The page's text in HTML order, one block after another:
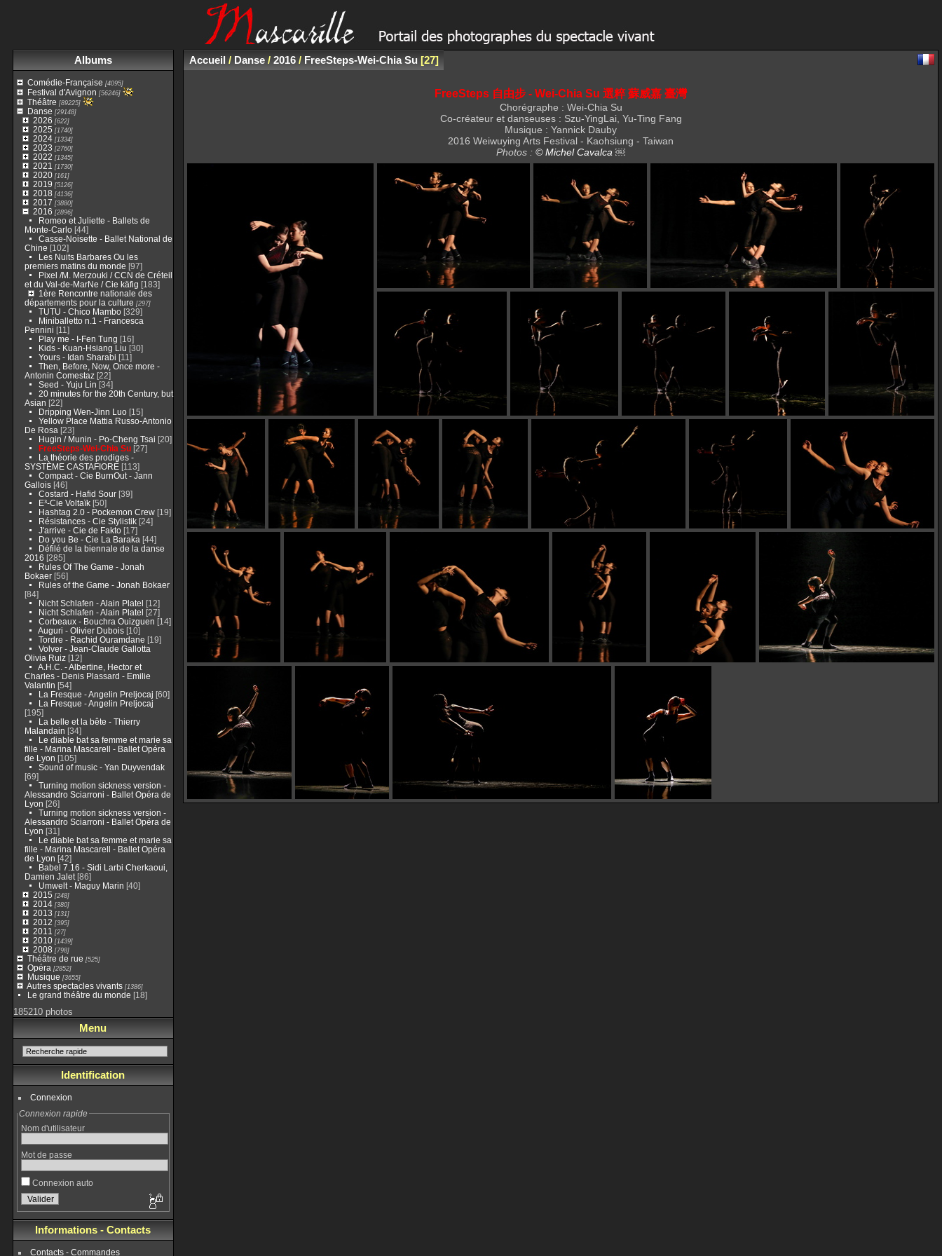
Albums
Comédie-Française [4095]
Festival d'Avignon [56246]
Théâtre [89225]
Danse [29148]
2026 [622]
2025 [1740]
2024[1334]
2023 [2760]
2022 [1345]
2021 [1730]
2020[161]
2019 [5126]
2018 [4136]
2017 [3880]
2016 [2896]
Romeo et Juliette - Ballets de
Monte-Carlo[44]
Casse-Noisette - Ballet National de
Chine [102]
Les Nuits Barbares Ou les
premiers matins du monde [97]
Pixel /M. Merzouki / CCN de Créteil
et du Val-de-MarNe / Cie käfig [183]
1ère Rencontre nationale des
départements pour la culture [297]
TUTU - Chico Mambo[329]
Miniballetto n.1 - Francesca
Pennini [11]
Play me - I-Fen Tung [16]
Kids - Kuan-Hsiang Liu [30]
Yours - Idan Sharabi [11]
Then, Before, Now, Once more -
Antonin Comestaz[22]
Seed - Yuju Lin [34]
20 minutes for the 20th Century, but
Asian [22]
Dripping Wen-Jinn Luo[15]
Yellow Place Mattia Russo-Antonio
De Rosa [23]
Hugin / Munin - Po-Cheng Tsai [20]
FreeSteps-Wei-Chia Su[27]
La théorie des prodiges -
SYSTÈME CASTAFIORE[113]
Compact - Cie BurnOut - Jann
Gallois[46]
Costard - Hafid Sour[39]
E³-Cie Voltaïk[50]
Hashtag 2.0 - Pockemon Crew[19]
Résistances - Cie Stylistik[24]
J'arrive - Cie de Fakto[17]
Do you Be - Cie La Baraka [44]
Défilé de la biennale de la danse
2016 [285]
Rules Of The Game - Jonah
Bokaer[56]
Rules of the Game - Jonah Bokaer
[84]
Nicht Schlafen - Alain Platel [12]
Nicht Schlafen - Alain Platel [27]
Corbeaux - Bouchra Ouizguen [14]
Auguri - Olivier Dubois[10]
Tordre - Rachid Ouramdane [19]
Volver - Jean-Claude Gallotta
Olivia Ruiz[12]
A.H.C. - Albertine, Hector et
Charles - Denis Plassard - Emilie
Valantin [54]
La Fresque - Angelin Preljocaj [60]
La Fresque - Angelin Preljocaj
[195]
La belle et la bête - Thierry
Malandain [34]
Le diable bat sa femme et marie sa
fille - Marina Mascarell - Ballet Opéra
de Lyon [105]
Sound of music - Yan Duyvendak
[69]
Turning motion sickness version -
Alessandro Sciarroni - Ballet Opéra de
Lyon [26]
Turning motion sickness version -
Alessandro Sciarroni - Ballet Opéra de
Lyon [31]
Le diable bat sa femme et marie sa
fille - Marina Mascarell - Ballet Opéra
de Lyon [42]
Babel 7.16 - Sidi Larbi Cherkaoui,
Damien Jalet[86]
Umwelt - Maguy Marin [40]
2015 [248]
2014[380]
2013 [131]
2012 [395]
2011 [27]
2010[1439]
2008 [798]
Théâtre de rue [525]
Opéra [2852]
Musique [3655]
Autres spectacles vivants[1386]
Le grand théâtre du monde [18]
185210 photos
Menu
Identification
Connexion
Connexion rapide
Nom d'utilisateur
Mot de passe
Connexion auto
Informations - Contacts
Contacts - Commandes
Accueil/ Danse/ 2016/ FreeSteps-Wei-Chia Su 27
FreeSteps 自由步 - Wei-Chia Su 選粹 蘇威嘉 臺灣
Chorégraphe : Wei-Chia Su
Co-créateur et danseuses : Szu-YingLai, Yu-Ting Fang
Musique : Yannick Dauby
2016 Weiwuying Arts Festival - Kaohsiung - Taiwan
Photos : © Michel Cavalca ￼